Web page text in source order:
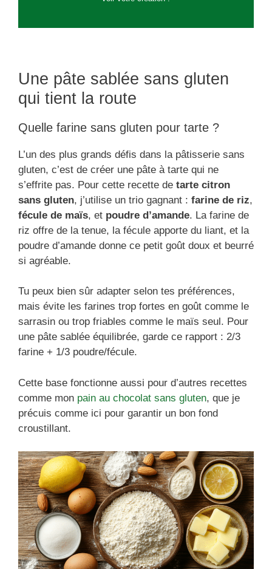
Une pâte sablée sans gluten
qui tient la route
Quelle farine sans gluten pour tarte ?
L’un des plus grands défis dans la pâtisserie sans
gluten, c’est de créer une pâte à tarte qui ne
s’effrite pas. Pour cette recette de tarte citron
sans gluten, j’utilise un trio gagnant : farine de riz,
fécule de maïs, et poudre d’amande. La farine de
riz offre de la tenue, la fécule apporte du liant, et la
poudre d’amande donne ce petit goût doux et beurré
si agréable.
Tu peux bien sûr adapter selon tes préférences,
mais évite les farines trop fortes en goût comme le
sarrasin ou trop friables comme le maïs seul. Pour
une pâte sablée équilibrée, garde ce rapport : 2/3
farine + 1/3 poudre/fécule.
Cette base fonctionne aussi pour d’autres recettes
comme mon pain au chocolat sans gluten, que je
précuis comme ici pour garantir un bon fond
croustillant.